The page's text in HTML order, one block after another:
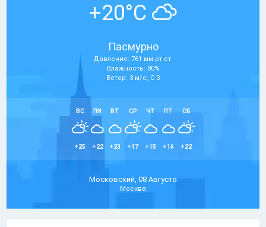
+20°C
Пасмурно
Давление: 761 мм рт.ст.
Влажность: 80%
Ветер: 3 м/с, С-З
ВС
+25
ПН
+22
ВТ
+23
СР
+17
ЧТ
+15
ПТ
+16
СБ
+22
Московский, 08 Августа
Москва